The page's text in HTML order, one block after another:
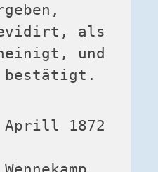
als
und
bestätigt.
Aprill 1872